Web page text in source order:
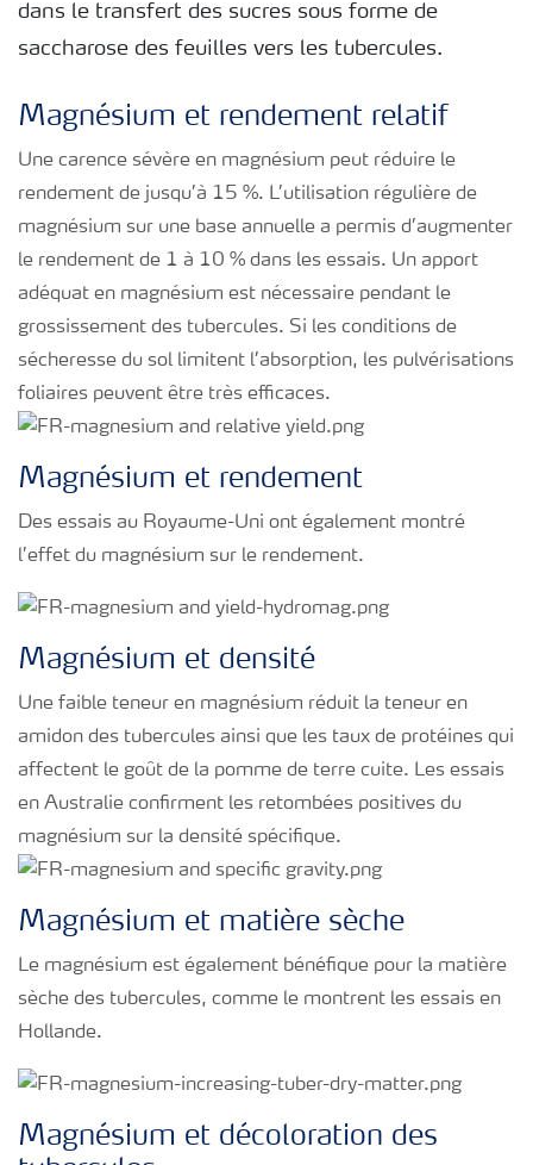
dans le transfert des sucres sous forme de
saccharose des feuilles vers les tubercules.
Magnésium et rendement relatif
Une carence sévère en magnésium peut réduire le
rendement de jusqu’à 15 %. L’utilisation régulière de
magnésium sur une base annuelle a permis d’augmenter
le rendement de 1 à 10 % dans les essais. Un apport
adéquat en magnésium est nécessaire pendant le
grossissement des tubercules. Si les conditions de
sécheresse du sol limitent l’absorption, les pulvérisations
foliaires peuvent être très efficaces.
Magnésium et rendement
Des essais au Royaume-Uni ont également montré
l’effet du magnésium sur le rendement.
Magnésium et densité
Une faible teneur en magnésium réduit la teneur en
amidon des tubercules ainsi que les taux de protéines qui
affectent le goût de la pomme de terre cuite. Les essais
en Australie confirment les retombées positives du
magnésium sur la densité spécifique.
Magnésium et matière sèche
Le magnésium est également bénéfique pour la matière
sèche des tubercules, comme le montrent les essais en
Hollande.
Magnésium et décoloration des